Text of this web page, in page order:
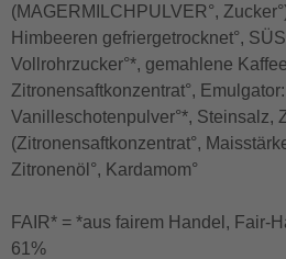
(MAGERMILCHPULVER°,
Himbeeren gefriergetrocknet°,
Vollrohrzucker°*, gemahlene
Zitronensaftkonzentrat°,
Vanilleschotenpulver°*, Steinsalz,
(Zitronensaftkonzentrat°,
Zitronenöl°, Kardamom°
FAIR* = *aus fairem Handel, Fair-
61%